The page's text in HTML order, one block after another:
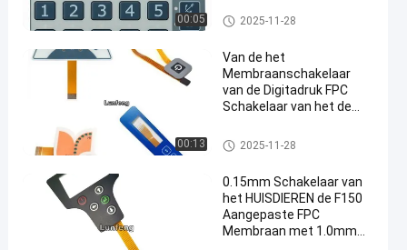
Lichte
van
FPC-
Membraanschakelaar
2022-
09-27
193
#
FPC-de
koepelschakelaar
00:05
Schakelaar In reliëf
gemaakte
FPC-Membraanschakelaar
2025-11-28
00:13
Van de het
Membraanschakelaar
van de Digitadruk FPC
Schakelaar van het de
Toetsenbord van
Silkscreen
FPC-Membraanschakelaar
2025-11-28
0.15mm Schakelaar van
het HUISDIEREN de F150
Aangepaste FPC
Membraan met 1.0mm